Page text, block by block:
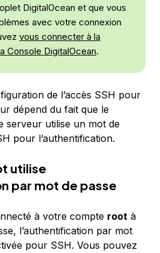
DigitalOcean et que vous
avec votre connexion
vous connecter à la
Console DigitalOcean.
de l’accès SSH pour
dépend du fait que le
serveur utilise un mot de
pour l’authentification.
utilise
par mot de passe
à votre compte root à
, l’authentification par mot
pour SSH. Vous pouvez